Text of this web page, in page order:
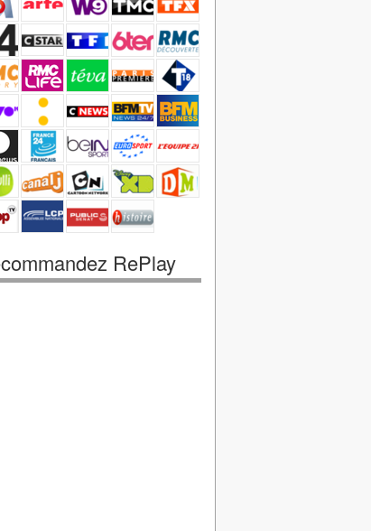
RePlay